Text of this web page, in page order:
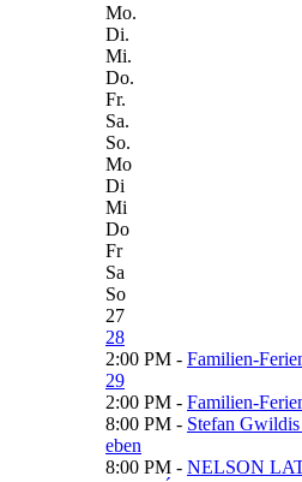
Mo.
Di.
Mi.
Do.
Fr.
Sa.
So.
Mo
Di
Mi
Do
Fr
Sa
So
27
28
2:00 PM - Familien-
29
2:00 PM - Familien-
8:00 PM - Stefan
eben
8:00 PM - NELSON